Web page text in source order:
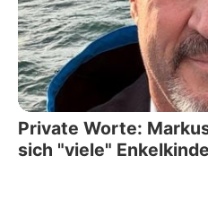
Private Worte:
sich "viele"